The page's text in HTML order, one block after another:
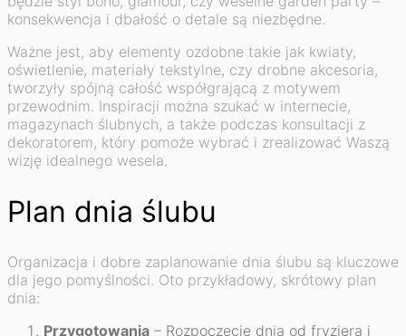
konsekwencja i dbałość o detale są niezbędne.
Ważne jest, aby elementy ozdobne takie jak kwiaty,
oświetlenie, materiały tekstylne, czy drobne akcesoria,
tworzyły spójną całość współgrającą z motywem
przewodnim. Inspiracji można szukać w internecie,
magazynach ślubnych, a także podczas konsultacji z
dekoratorem, który pomoże wybrać i zrealizować Waszą
wizję idealnego wesela.
Plan dnia ślubu
Organizacja i dobre zaplanowanie dnia ślubu są kluczowe
dla jego pomyślności. Oto przykładowy, skrótowy plan
dnia:
Przygotowania – Rozpoczęcie dnia od fryzjera i